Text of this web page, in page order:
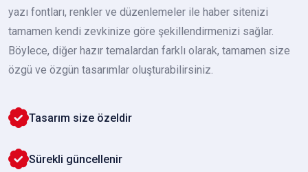
yazı fontları, renkler ve düzenlemeler ile haber sitenizi
tamamen kendi zevkinize göre şekillendirmenizi sağlar.
Böylece, diğer hazır temalardan farklı olarak, tamamen size
özgü ve özgün tasarımlar oluşturabilirsiniz.
Tasarım size özeldir
Sürekli güncellenir